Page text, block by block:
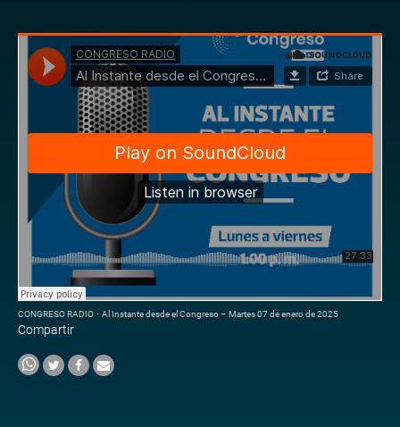
CONGRESO RADIO · Al Instante desde el Congreso – Martes 07 de enero de 2025
Compartir